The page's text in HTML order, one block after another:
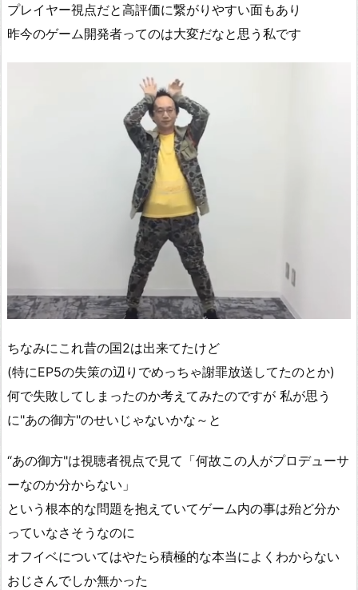
プレイヤー視点だと高評価に繋がりやすい面もあり
昨今のゲーム開発者ってのは大変だなと思う私です
ちなみにこれ昔の国2は出来てたけど
(特にEP5の失策の辺りでめっちゃ謝罪放送してたのとか)
何で失敗してしまったのか考えてみたのですが 私が思う
に"あの御方"のせいじゃないかな～と
“あの御方"は視聴者視点で見て「何故この人がプロデューサ
ーなのか分からない」
という根本的な問題を抱えていてゲーム内の事は殆ど分か
っていなさそうなのに
オフイベについてはやたら積極的な本当によくわからない
おじさんでしか無かった